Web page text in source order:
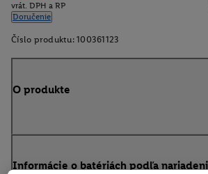
vrát. DPH a RP
Doručenie
Číslo produktu: 100361123
O produkte
Informácie o batériách podľa